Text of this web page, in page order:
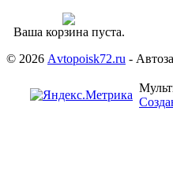
Ваша корзина пуста.
© 2026 Аvtopoisk72.ru -